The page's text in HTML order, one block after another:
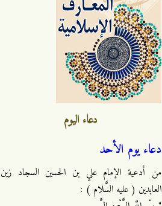
دعاء اليوم
دعاء يوم الأحد
من أدعية الإمام علي بن الحسين السجاد زين
العابدين ( عليه السَّلام ) :